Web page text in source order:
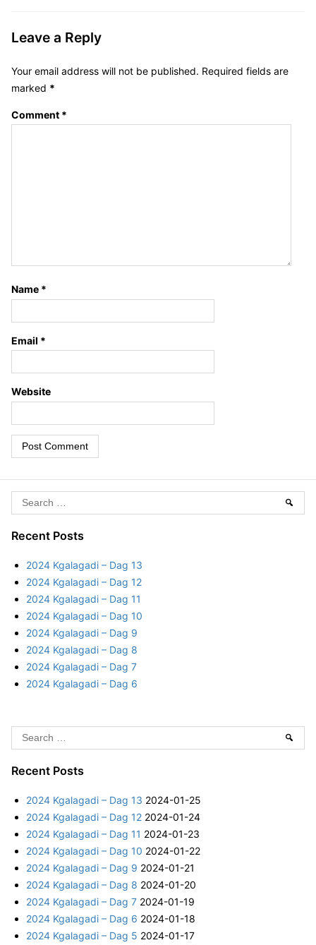
Leave a Reply
Your email address will not be published. Required fields are
marked *
Comment *
Name *
Email *
Website
e
a
c
h
o
Recent Posts
2024 Kgalagadi – Dag 13
2024 Kgalagadi – Dag 12
2024 Kgalagadi – Dag 11
2024 Kgalagadi – Dag 10
2024 Kgalagadi – Dag 9
2024 Kgalagadi – Dag 8
2024 Kgalagadi – Dag 7
2024 Kgalagadi – Dag 6
e
a
c
h
o
Recent Posts
2024 Kgalagadi – Dag 13 2024-01-25
2024 Kgalagadi – Dag 12 2024-01-24
2024 Kgalagadi – Dag 11 2024-01-23
2024 Kgalagadi – Dag 10 2024-01-22
2024 Kgalagadi – Dag 9 2024-01-21
2024 Kgalagadi – Dag 8 2024-01-20
2024 Kgalagadi – Dag 7 2024-01-19
2024 Kgalagadi – Dag 6 2024-01-18
2024 Kgalagadi – Dag 5 2024-01-17